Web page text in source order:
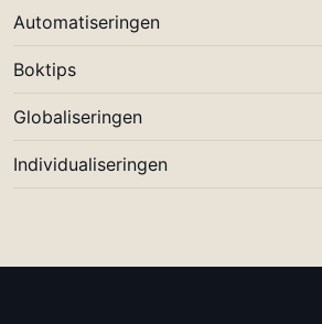
Automatiseringen
Boktips
Globaliseringen
Individualiseringen